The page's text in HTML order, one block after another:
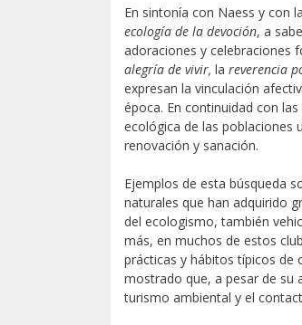
En sintonía con Naess y con la
ecología de la devoción, a
adoraciones y celebraciones
alegría de vivir, la reverencia
expresan la vinculación
época. En continuidad con
ecológica de las poblaciones
renovación y sanación.
Ejemplos de esta búsqueda
naturales que han adquirido
del ecologismo, también
más, en muchos de estos
prácticas y hábitos típicos de
mostrado que, a pesar de su
turismo ambiental y el